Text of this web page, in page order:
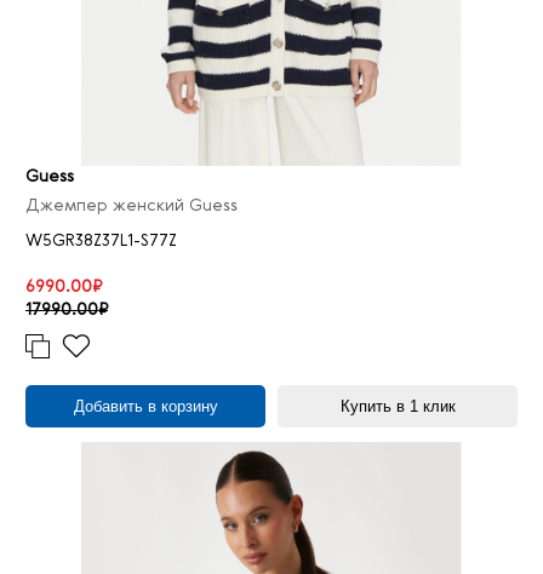
Guess
Джемпер женский Guess
W5GR38Z37L1-S77Z
6990.00₽
17990.00₽
Добавить в корзину Купить в 1 клик